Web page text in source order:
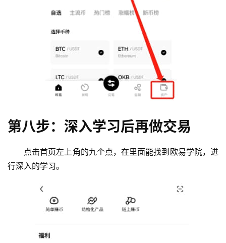
第八步：深入学习后再做交易
点击首页左上角的九个点，在里面能找到欧易学院，进
行深入的学习。